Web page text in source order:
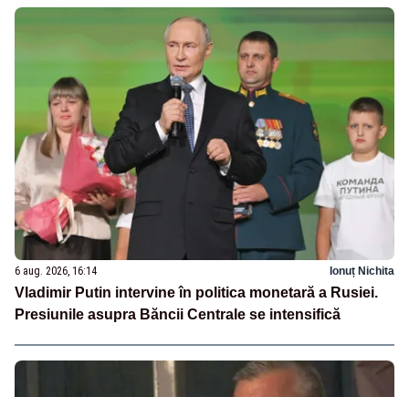
6 aug. 2026, 16:14 Ionuț Nichita
Vladimir Putin intervine în politica monetară a Rusiei.
Presiunile asupra Băncii Centrale se intensifică